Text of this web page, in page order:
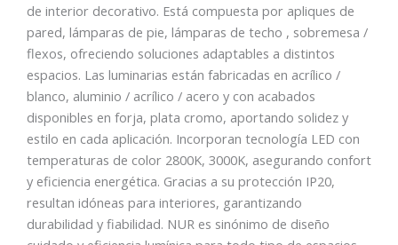
de interior decorativo. Está compuesta por apliques de
pared, lámparas de pie, lámparas de techo , sobremesa /
flexos, ofreciendo soluciones adaptables a distintos
espacios. Las luminarias están fabricadas en acrílico /
blanco, aluminio / acrílico / acero y con acabados
disponibles en forja, plata cromo, aportando solidez y
estilo en cada aplicación. Incorporan tecnología LED con
temperaturas de color 2800K, 3000K, asegurando confort
y eficiencia energética. Gracias a su protección IP20,
resultan idóneas para interiores, garantizando
durabilidad y fiabilidad. NUR es sinónimo de diseño